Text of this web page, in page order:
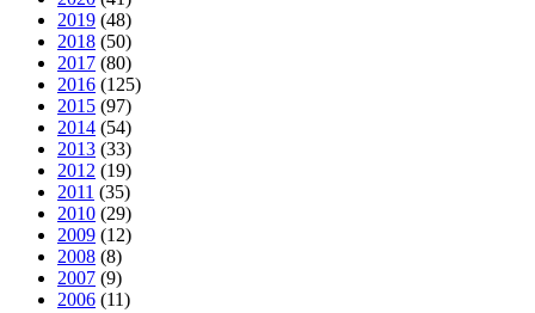
2019 (48)
2018 (50)
2017 (80)
2016 (125)
2015 (97)
2014 (54)
2013 (33)
2012 (19)
2011 (35)
2010 (29)
2009 (12)
2008 (8)
2007 (9)
2006 (11)